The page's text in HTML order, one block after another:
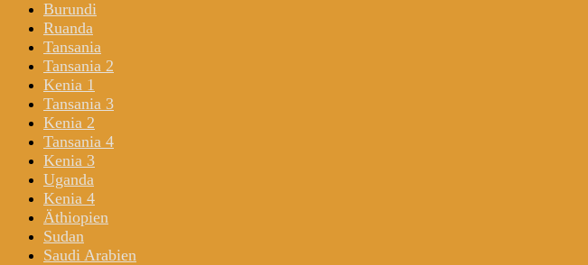
Burundi
Ruanda
Tansania
Tansania 2
Kenia 1
Tansania 3
Kenia 2
Tansania 4
Kenia 3
Uganda
Kenia 4
Äthiopien
Sudan
Saudi Arabien